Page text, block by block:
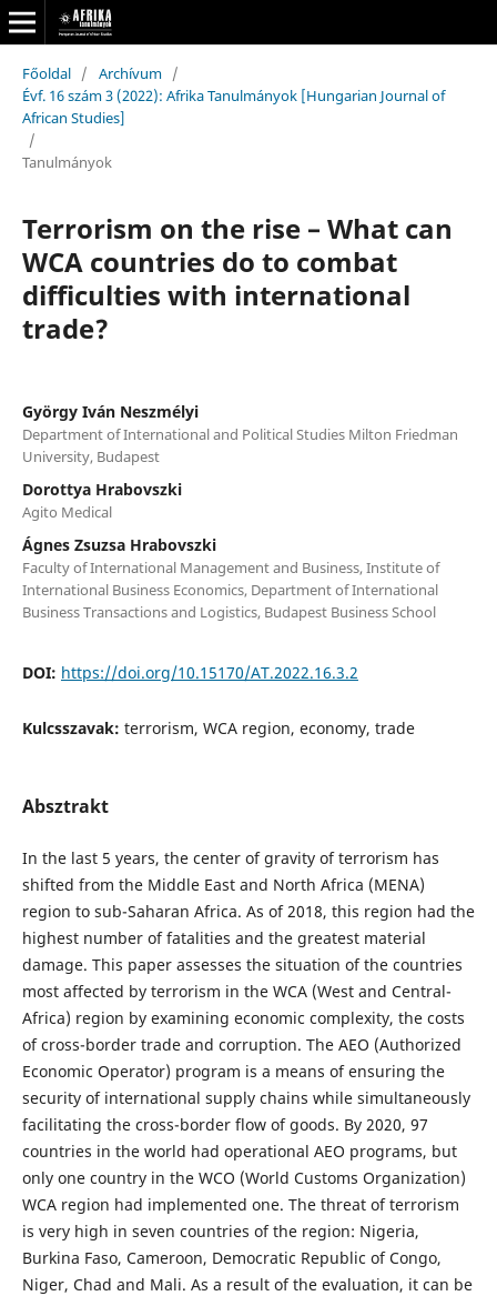
Főoldal / Archívum /
Évf. 16 szám 3 (2022): Afrika Tanulmányok [Hungarian Journal of
African Studies]
/
Tanulmányok
Terrorism on the rise – What can
WCA countries do to combat
difficulties with international
trade?
György Iván Neszmélyi
Department of International and Political Studies Milton Friedman
University, Budapest
Dorottya Hrabovszki
Agito Medical
Ágnes Zsuzsa Hrabovszki
Faculty of International Management and Business, Institute of
International Business Economics, Department of International
Business Transactions and Logistics, Budapest Business School
DOI: https://doi.org/10.15170/AT.2022.16.3.2
Kulcsszavak: terrorism, WCA region, economy, trade
Absztrakt
In the last 5 years, the center of gravity of terrorism has
shifted from the Middle East and North Africa (MENA)
region to sub-Saharan Africa. As of 2018, this region had the
highest number of fatalities and the greatest material
damage. This paper assesses the situation of the countries
most affected by terrorism in the WCA (West and Central-
Africa) region by examining economic complexity, the costs
of cross-border trade and corruption. The AEO (Authorized
Economic Operator) program is a means of ensuring the
security of international supply chains while simultaneously
facilitating the cross-border flow of goods. By 2020, 97
countries in the world had operational AEO programs, but
only one country in the WCO (World Customs Organization)
WCA region had implemented one. The threat of terrorism
is very high in seven countries of the region: Nigeria,
Burkina Faso, Cameroon, Democratic Republic of Congo,
Niger, Chad and Mali. As a result of the evaluation, it can be